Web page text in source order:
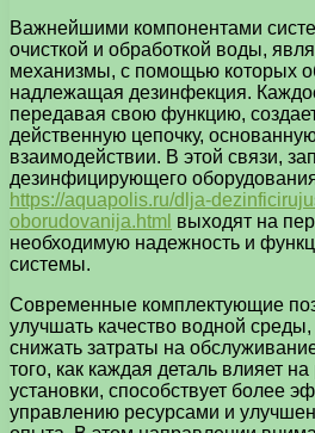
Важнейшими компонентами
очисткой и обработкой воды,
механизмы, с помощью которых
надлежащая дезинфекция.
передавая свою функцию,
действенную цепочку,
взаимодействии. В этой связи,
дезинфицирующего
https://aquapolis.ru/dlja-
oborudovanija.html выходят на
необходимую надежность и
системы.
Современные комплектующие
улучшать качество водной среды,
снижать затраты на
того, как каждая деталь влияет
установки, способствует более
управлению ресурсами и